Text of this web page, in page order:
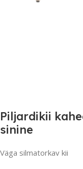
Piljardikii
sinine
Väga silmatorkav kii